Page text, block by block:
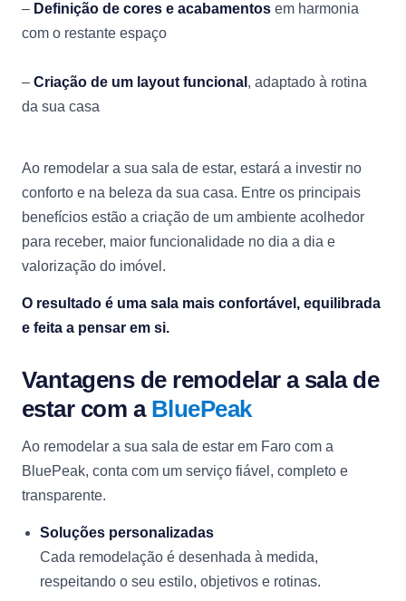
– Definição de cores e acabamentos em harmonia
com o restante espaço
– Criação de um layout funcional , adaptado à rotina
da sua casa
Ao remodelar a sua sala de estar, estará a investir no
conforto e na beleza da sua casa. Entre os principais
benefícios estão a criação de um ambiente acolhedor
para receber, maior funcionalidade no dia a dia e
valorização do imóvel.
O resultado é uma sala mais confortável, equilibrada
e feita a pensar em si.
Vantagens de remodelar a sala de
estar com a BluePeak
Ao remodelar a sua sala de estar em Faro com a
BluePeak, conta com um serviço fiável, completo e
transparente.
Soluções personalizadas
Cada remodelação é desenhada à medida,
respeitando o seu estilo, objetivos e rotinas.